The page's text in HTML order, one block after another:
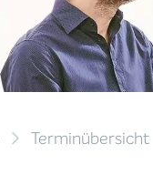
Terminübersicht